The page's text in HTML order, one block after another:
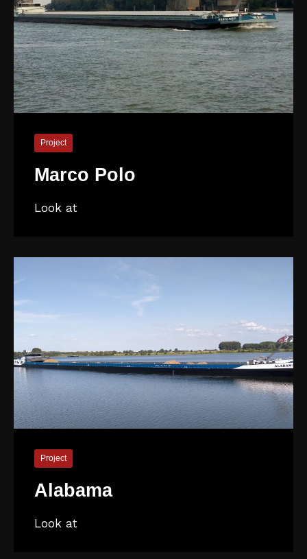
Project
Marco Polo
Look at
Project
Alabama
Look at